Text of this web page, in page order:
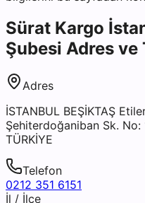
Sürat Kargo
Şubesi Adres ve
Adres
İSTANBUL BEŞİKTAŞ
Şehiterdoğaniban Sk.
TÜRKİYE
Telefon
0212 351 6151
İl / İlçe